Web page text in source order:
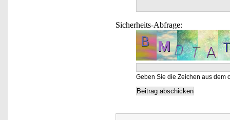
Sicherheits-Abfrage:
Geben Sie die Zeichen aus dem